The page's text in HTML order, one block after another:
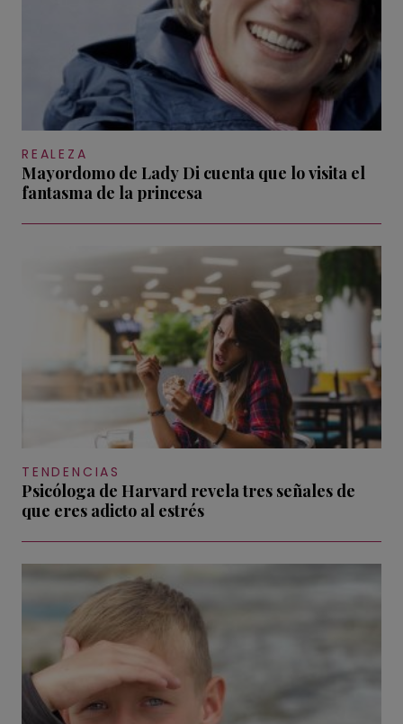
REALEZA
Mayordomo de Lady Di cuenta que lo visita el
fantasma de la princesa
TENDENCIAS
Psicóloga de Harvard revela tres señales de
que eres adicto al estrés